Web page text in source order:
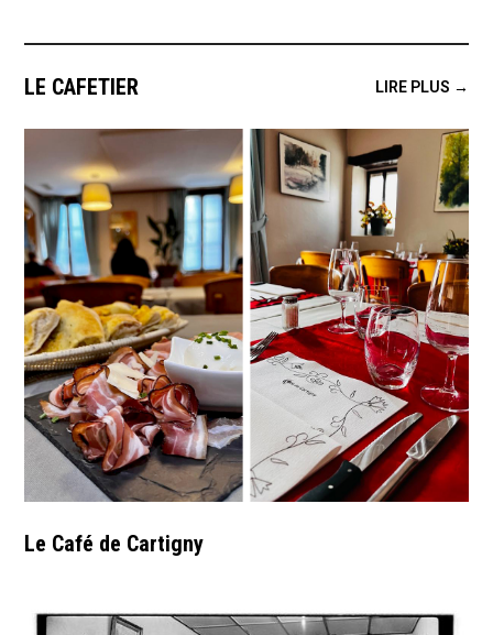
LE CAFETIER LIRE PLUS →
Le Café de Cartigny